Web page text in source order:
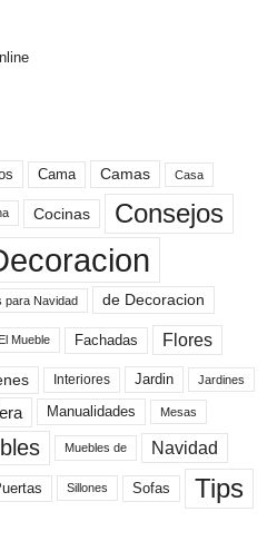
Cama Camas Casa
Cocinas Consejos
para Navidad de Decoracion
El Mueble Fachadas Flores
Interiores Jardin Jardines
Manualidades Mesas
Muebles de Navidad
Sillones Sofas Tips